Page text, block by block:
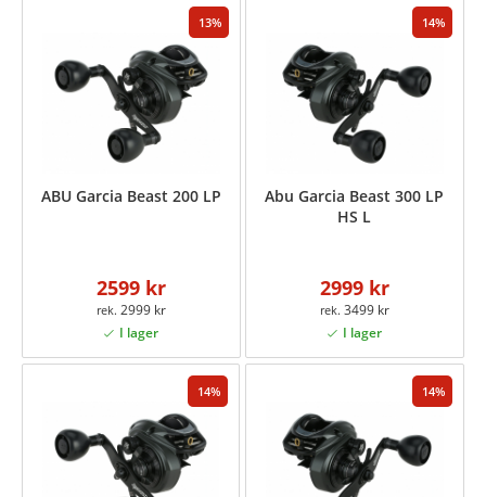
13
ABU Garcia Beast 200 LP
2599 kr
2999 kr
14
Abu Garcia Beast 300 LP
HS L
2999 kr
3499 kr
14 14